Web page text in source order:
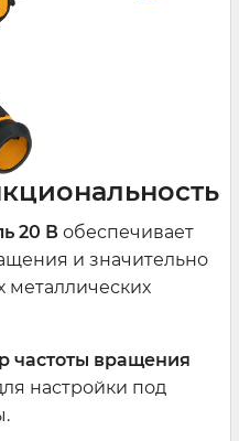
20 В обеспечивает
и значительно
металлических
частоты вращения
настройки под